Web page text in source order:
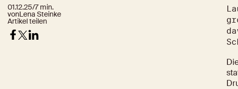
01.12.25/7 min.
vonLena Steinke
Artikel teilen